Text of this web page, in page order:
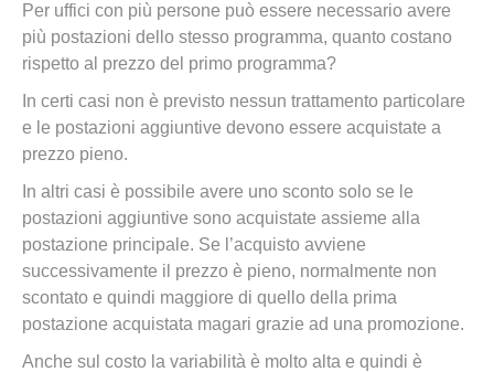
Per uffici con più persone può essere necessario avere
più postazioni dello stesso programma, quanto costano
rispetto al prezzo del primo programma?
In certi casi non è previsto nessun trattamento particolare
e le postazioni aggiuntive devono essere acquistate a
prezzo pieno.
In altri casi è possibile avere uno sconto solo se le
postazioni aggiuntive sono acquistate assieme alla
postazione principale. Se l’acquisto avviene
successivamente il prezzo è pieno, normalmente non
scontato e quindi maggiore di quello della prima
postazione acquistata magari grazie ad una promozione.
Anche sul costo la variabilità è molto alta e quindi è